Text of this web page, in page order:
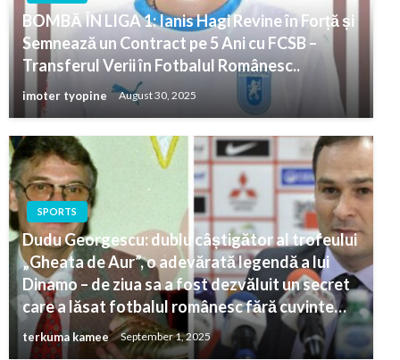
BOMBĂ ÎN LIGA 1: Ianis Hagi Revine în Forță și
Semnează un Contract pe 5 Ani cu FCSB –
Transferul Verii în Fotbalul Românesc..
imoter tyopine August 30, 2025
SPORTS
Dudu Georgescu: dublu câștigător al trofeului
„Gheata de Aur”, o adevărată legendă a lui
Dinamo – de ziua sa a fost dezvăluit un secret
care a lăsat fotbalul românesc fără cuvinte…
terkuma kamee September 1, 2025